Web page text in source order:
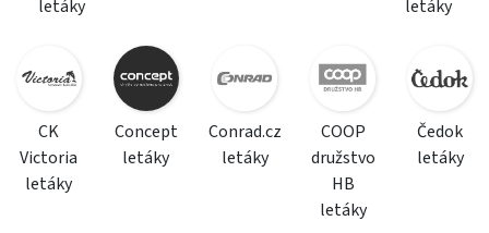
letáky
letáky
CK
Victoria
letáky
Concept
letáky
Conrad.cz
letáky
COOP
družstvo
HB
letáky
Čedok
letáky